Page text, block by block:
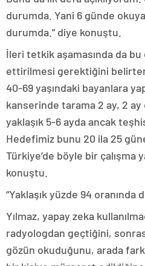
durumda. Yani 6 günde
durumda.” diye konuştu.
İleri tetkik aşamasında da bu
ettirilmesi gerektiğini belirten
40-69 yaşındaki bayanlara
kanserinde tarama 2 ay, 2
yaklaşık 5-6 ayda ancak
Hedefimiz bunu 20 ila 25
Türkiye’de böyle bir çalışma
konuştu.
“Yaklaşık yüzde 94 oranında
Yılmaz, yapay zeka
radyologdan geçtiğini,
gözün okuduğunu, arada